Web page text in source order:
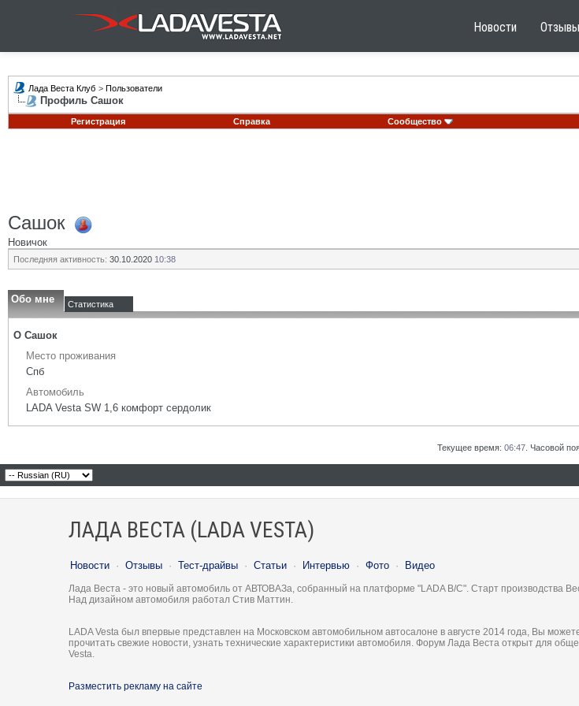
Новости Отзывы
Лада Веста Клуб > Пользователи
Профиль Сашок
Регистрация
Справка Сообщество
Сашок
Новичок
Последняя активность: 30.10.2020 10:38
Обо мне Статистика
О Сашок
Место проживания
Спб
Автомобиль
LADA Vesta SW 1,6 комфорт сердолик
Текущее время: 06:47 . Часовой
ЛАДА ВЕСТА (LADA VESTA)
Новости · Отзывы · Тест-драйвы · Статьи · Интервью · Фото · Видео
Лада Веста - это новый автомобиль от АВТОВАЗа, собранный на платформе "LADA B/C". Старт производства
Над дизайном автомобиля работал Стив Маттин.
LADA Vesta был впервые представлен на Московском автомобильном автосалоне в августе 2014 года, Вы
прочитать свежие новости, узнать технические характеристики автомобиля. Форум Лада Веста открыт для
Vesta.
Разместить рекламу на сайте